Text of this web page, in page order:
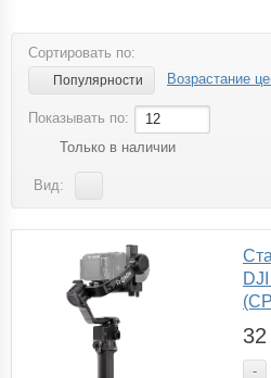
Сортировать по:
Популярности Возрастание
Показывать по:
12
Только в наличии
Вид:
32
-